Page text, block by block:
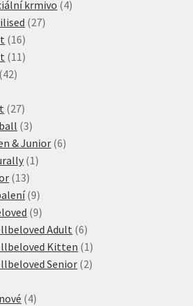
produktů
krmivo 44
2727
1616
produktů
11 11
4242
2727
produktů
33
produkty
& Junior 66
1 1
1313
produktů
99
produktů
99
produktů
Adult 66
produktů
Kitten 1 1
produkt
Senior 22
44